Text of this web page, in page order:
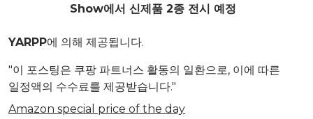
Show에서 신제품 2종 전시 예정
YARPP에 의해 제공됩니다.
"이 포스팅은 쿠팡 파트너스 활동의 일환으로, 이에 따른
일정액의 수수료를 제공받습니다."
Amazon special price of the day